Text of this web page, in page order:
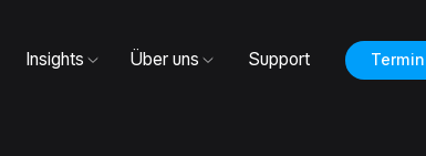
Insights Über uns Support